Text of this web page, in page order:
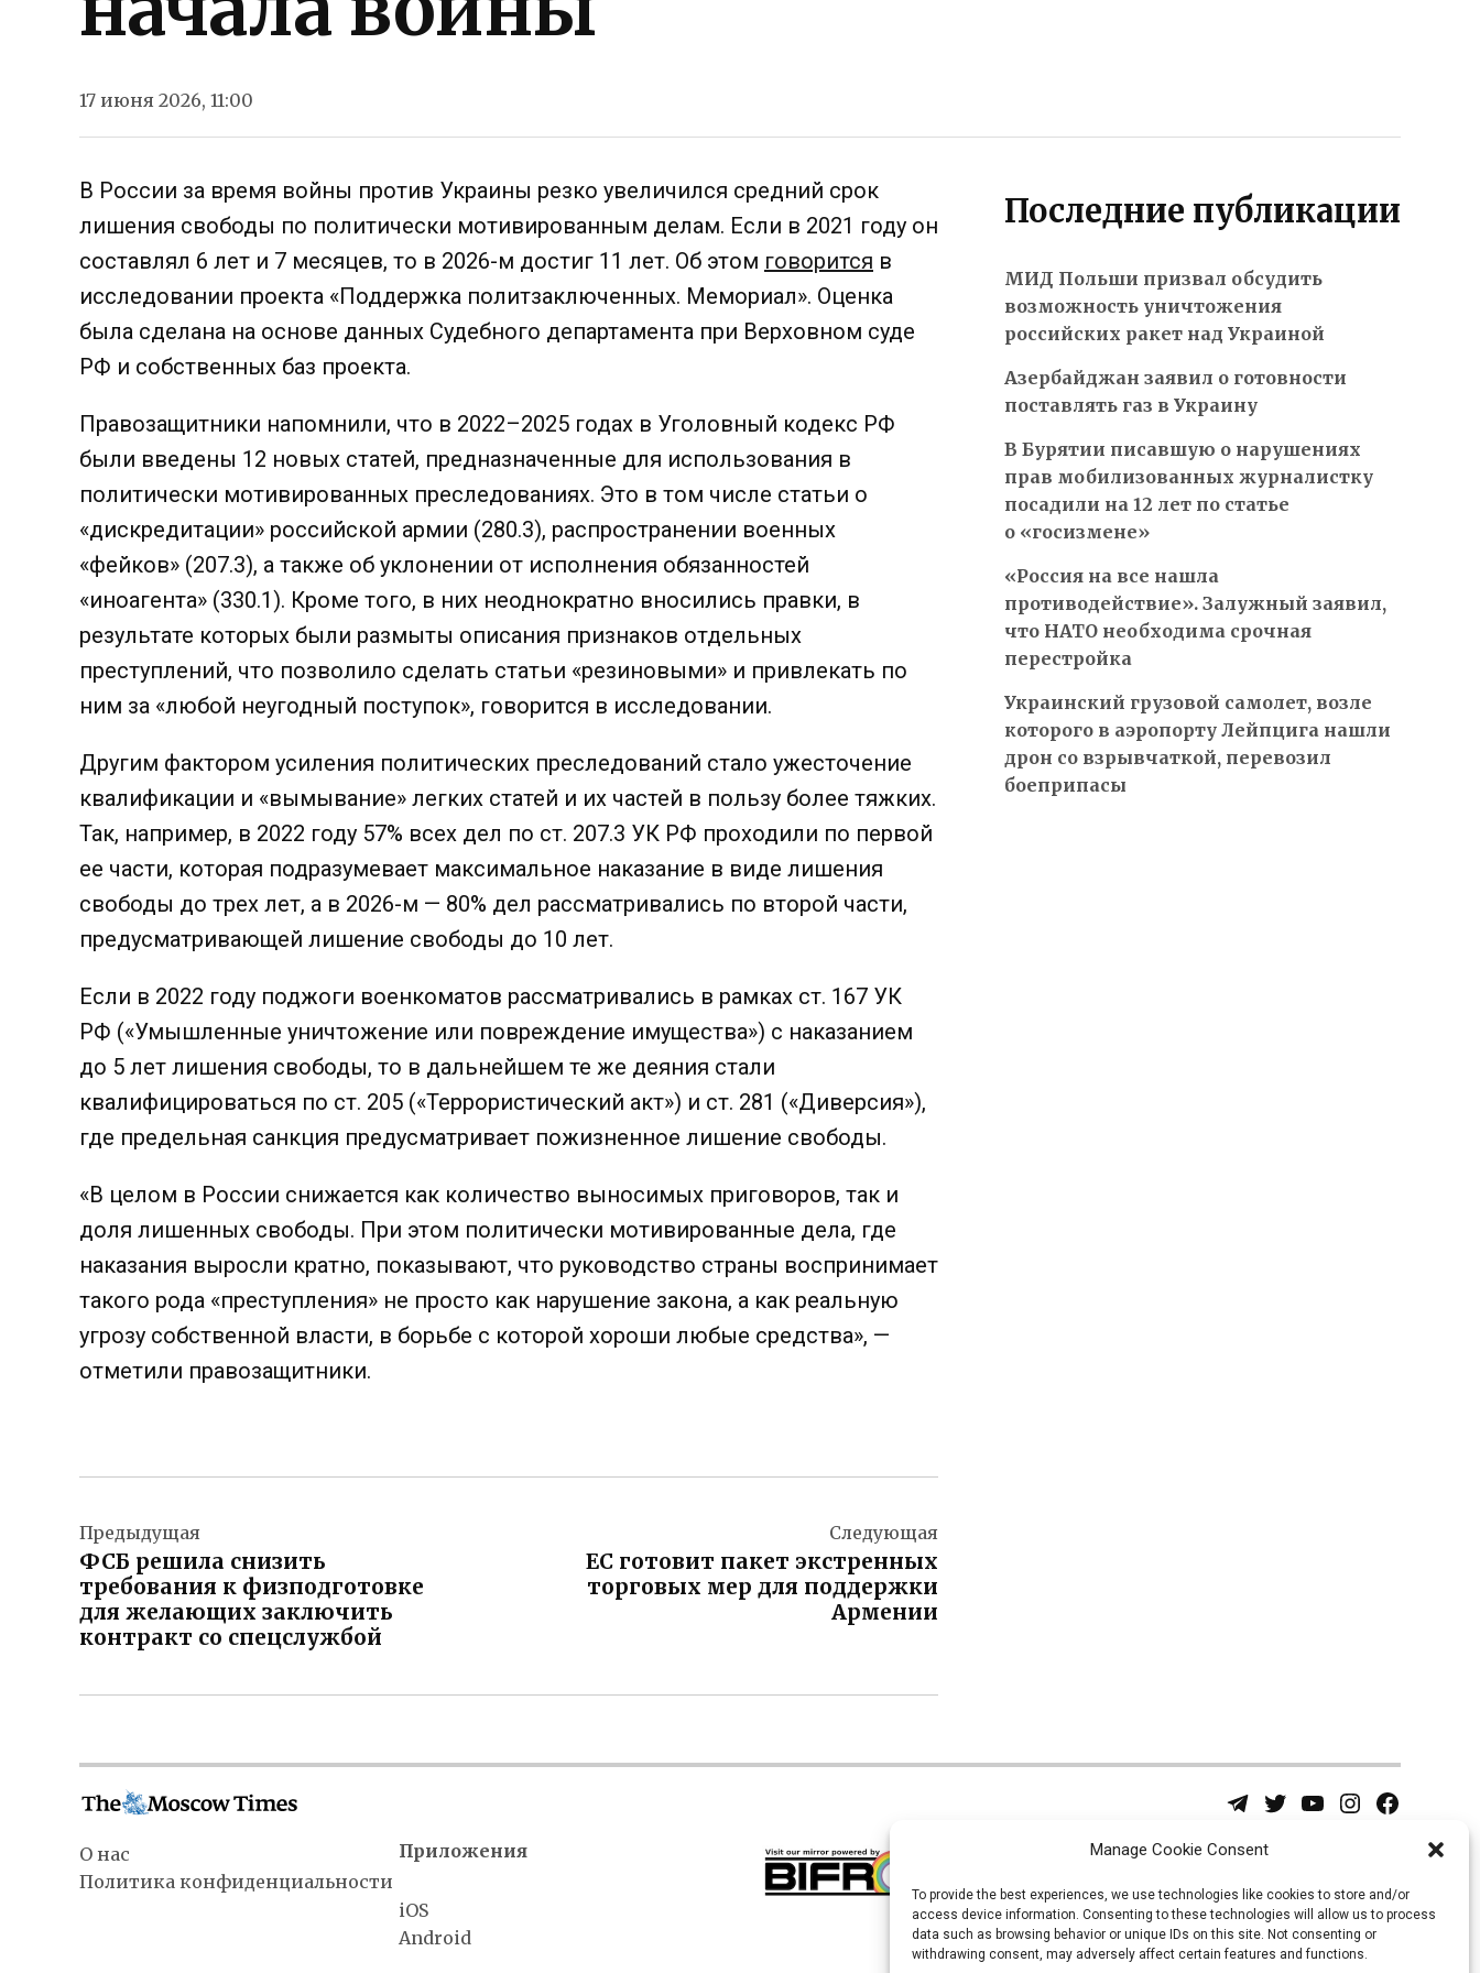
Manage Cookie Consent
To provide the best experiences, we use technologies like cookies to store and/or
access device information. Consenting to these technologies will allow us to process
data such as browsing behavior or unique IDs on this site. Not consenting or
withdrawing consent, may adversely affect certain features and functions.
17 июня 2026, 11:00
В России за время войны против Украины резко увеличился средний срок
лишения свободы по политически мотивированным делам. Если в 2021 году он
составлял 6 лет и 7 месяцев, то в 2026-м достиг 11 лет. Об этом говорится в
исследовании проекта «Поддержка политзаключенных. Мемориал». Оценка
была сделана на основе данных Судебного департамента при Верховном суде
РФ и собственных баз проекта.
Правозащитники напомнили, что в 2022–2025 годах в Уголовный кодекс РФ
были введены 12 новых статей, предназначенные для использования в
политически мотивированных преследованиях. Это в том числе статьи о
«дискредитации» российской армии (280.3), распространении военных
«фейков» (207.3), а также об уклонении от исполнения обязанностей
«иноагента» (330.1). Кроме того, в них неоднократно вносились правки, в
результате которых были размыты описания признаков отдельных
преступлений, что позволило сделать статьи «резиновыми» и привлекать по
ним за «любой неугодный поступок», говорится в исследовании.
Другим фактором усиления политических преследований стало ужесточение
квалификации и «вымывание» легких статей и их частей в пользу более тяжких.
Так, например, в 2022 году 57% всех дел по ст. 207.3 УК РФ проходили по первой
ее части, которая подразумевает максимальное наказание в виде лишения
свободы до трех лет, а в 2026-м — 80% дел рассматривались по второй части,
предусматривающей лишение свободы до 10 лет.
Если в 2022 году поджоги военкоматов рассматривались в рамках ст. 167 УК
РФ («Умышленные уничтожение или повреждение имущества») с наказанием
до 5 лет лишения свободы, то в дальнейшем те же деяния стали
квалифицироваться по ст. 205 («Террористический акт») и ст. 281 («Диверсия»),
где предельная санкция предусматривает пожизненное лишение свободы.
«В целом в России снижается как количество выносимых приговоров, так и
доля лишенных свободы. При этом политически мотивированные дела, где
наказания выросли кратно, показывают, что руководство страны воспринимает
такого рода «преступления» не просто как нарушение закона, а как реальную
угрозу собственной власти, в борьбе с которой хороши любые средства», —
отметили правозащитники.
по
записям
Предыдущая
ФСБ решила снизить
требования к физподготовке
для желающих заключить
контракт со спецслужбой
Следующая
ЕС готовит пакет экстренных
торговых мер для поддержки
Армении
Последние публикации
МИД Польши призвал обсудить
возможность уничтожения
российских ракет над Украиной
Азербайджан заявил о готовности
поставлять газ в Украину
В Бурятии писавшую о нарушениях
прав мобилизованных журналистку
посадили на 12 лет по статье
о «госизмене»
«Россия на все нашла
противодействие». Залужный заявил,
что НАТО необходима срочная
перестройка
Украинский грузовой самолет, возле
которого в аэропорту Лейпцига нашли
дрон со взрывчаткой, перевозил
боеприпасы
Telegram
Twitter
Username
YouTubeInstagram
Facebook
О нас
Политика конфиденциальности
Приложения
iOS
Android